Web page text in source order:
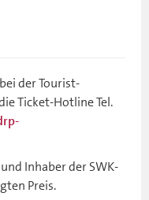
der Tourist-
Ticket-Hotline Tel.
Inhaber der SWK-
Preis.